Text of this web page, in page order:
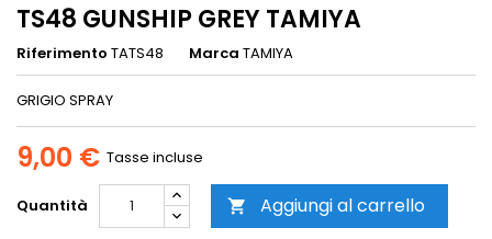
TS48 GUNSHIP GREY TAMIYA
Riferimento TATS48 Marca TAMIYA
GRIGIO SPRAY
9,00 € Tasse incluse
Quantità  Aggiungi al carrello